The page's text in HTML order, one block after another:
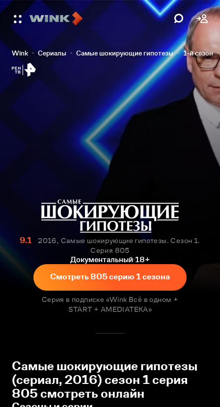
Wink Сериалы Самые шокирующие гипотезы 1-й сезон
9.1
2016, Самые шокирующие гипотезы. Сезон 1.
Серия 805
Документальный 18+
Смотреть 805 серию 1 сезона
Серия в подписке «Wink Всё в одном +
START + AMEDIATEKA»
Самые шокирующие гипотезы
(сериал, 2016) сезон 1 серия
805 смотреть онлайн